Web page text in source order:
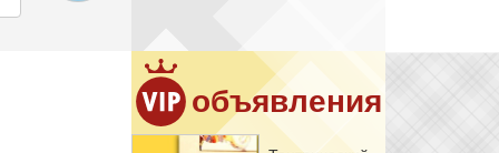
объявления